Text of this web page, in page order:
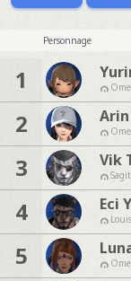
Personnage
1
2
3 Vik
4 Eci
5